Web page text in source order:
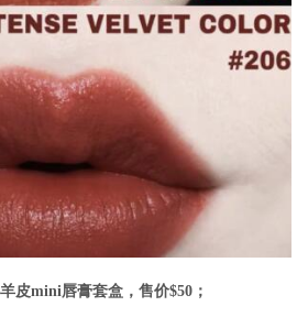
皮mini唇膏套盒，售价$50；